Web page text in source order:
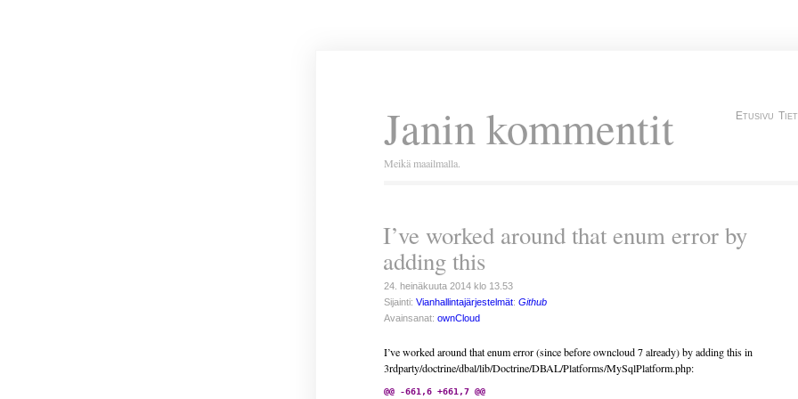
Janin kommentit
Meikä maailmalla.
Etusivu
I’ve worked around that enum error by
adding this
24. heinäkuuta 2014 klo 13.53
Sijainti: Vianhallintajärjestelmät: Github
Avainsanat: ownCloud
I’ve worked around that enum error (since before owncloud 7 already) by adding this in
3rdparty/doctrine/dbal/lib/Doctrine/DBAL/Platforms/MySqlPlatform.php:
@@ -661,6 +661,7 @@